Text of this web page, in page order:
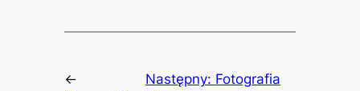
←
Następny: Fotografia